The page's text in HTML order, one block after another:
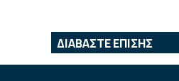
ΔΙΑΒΑΣΤΕ ΕΠΙΣΗΣ